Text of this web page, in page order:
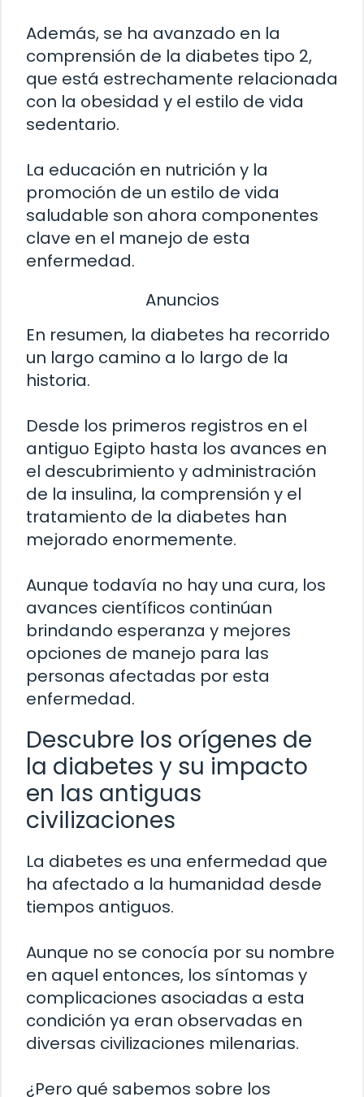
Además, se ha avanzado en la
comprensión de la diabetes tipo 2,
que está estrechamente relacionada
con la obesidad y el estilo de vida
sedentario.
La educación en nutrición y la
promoción de un estilo de vida
saludable son ahora componentes
clave en el manejo de esta
enfermedad.
Anuncios
En resumen, la diabetes ha recorrido
un largo camino a lo largo de la
historia.
Desde los primeros registros en el
antiguo Egipto hasta los avances en
el descubrimiento y administración
de la insulina, la comprensión y el
tratamiento de la diabetes han
mejorado enormemente.
Aunque todavía no hay una cura, los
avances científicos continúan
brindando esperanza y mejores
opciones de manejo para las
personas afectadas por esta
enfermedad.
Descubre los orígenes de
la diabetes y su impacto
en las antiguas
civilizaciones
La diabetes es una enfermedad que
ha afectado a la humanidad desde
tiempos antiguos.
Aunque no se conocía por su nombre
en aquel entonces, los síntomas y
complicaciones asociadas a esta
condición ya eran observadas en
diversas civilizaciones milenarias.
¿Pero qué sabemos sobre los